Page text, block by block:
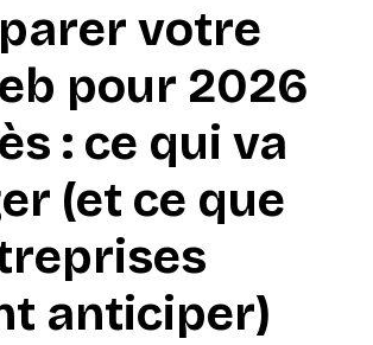
votre
pour 2026
: ce qui va
(et ce que
anticiper)